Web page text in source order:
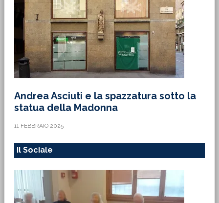
Andrea Asciuti e la spazzatura sotto la
statua della Madonna
11 FEBBRAIO 2025
Il Sociale